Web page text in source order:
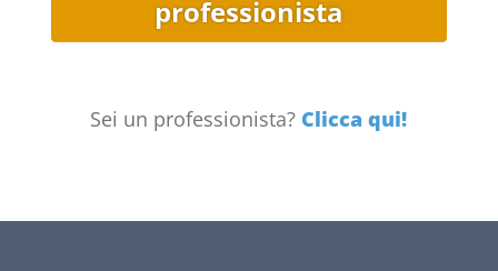
professionista
Sei un professionista? Clicca qui!